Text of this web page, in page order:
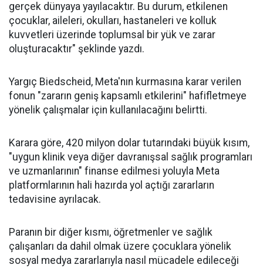
gerçek dünyaya yayılacaktır. Bu durum, etkilenen
çocuklar, aileleri, okulları, hastaneleri ve kolluk
kuvvetleri üzerinde toplumsal bir yük ve zarar
oluşturacaktır" şeklinde yazdı.
Yargıç Biedscheid, Meta'nın kurmasına karar verilen
fonun "zararın geniş kapsamlı etkilerini" hafifletmeye
yönelik çalışmalar için kullanılacağını belirtti.
Karara göre, 420 milyon dolar tutarındaki büyük kısım,
"uygun klinik veya diğer davranışsal sağlık programları
ve uzmanlarının" finanse edilmesi yoluyla Meta
platformlarının hali hazırda yol açtığı zararların
tedavisine ayrılacak.
Paranın bir diğer kısmı, öğretmenler ve sağlık
çalışanları da dahil olmak üzere çocuklara yönelik
sosyal medya zararlarıyla nasıl mücadele edileceği